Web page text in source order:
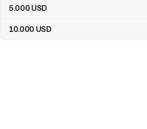
5.000 USD
10.000 USD